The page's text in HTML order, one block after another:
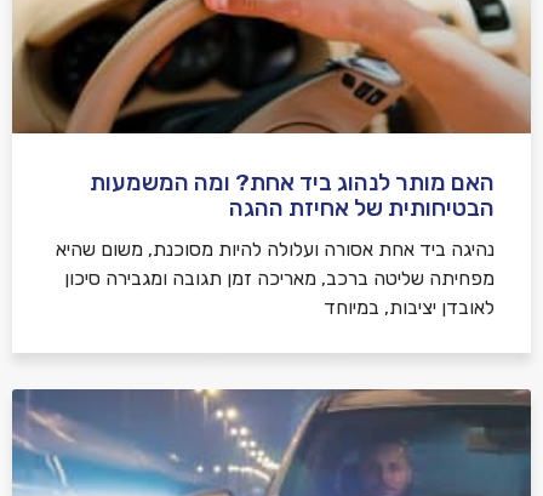
האם מותר לנהוג ביד אחת? ומה המשמעות
הבטיחותית של אחיזת ההגה
נהיגה ביד אחת אסורה ועלולה להיות מסוכנת, משום שהיא
מפחיתה שליטה ברכב, מאריכה זמן תגובה ומגבירה סיכון
לאובדן יציבות, במיוחד